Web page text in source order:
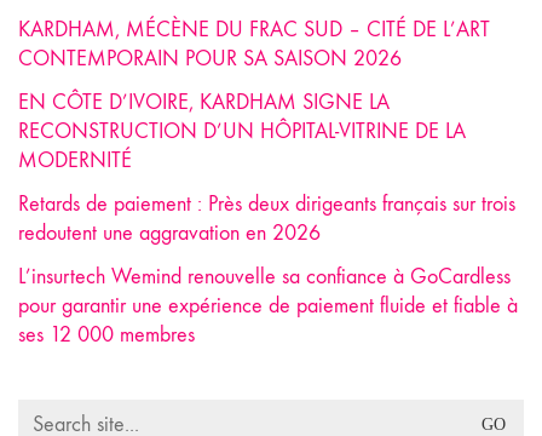
KARDHAM, MÉCÈNE DU FRAC SUD – CITÉ DE L’ART
CONTEMPORAIN POUR SA SAISON 2026
EN CÔTE D’IVOIRE, KARDHAM SIGNE LA
RECONSTRUCTION D’UN HÔPITAL-VITRINE DE LA
MODERNITÉ
Retards de paiement : Près deux dirigeants français sur trois
redoutent une aggravation en 2026
L’insurtech Wemind renouvelle sa confiance à GoCardless
pour garantir une expérience de paiement fluide et fiable à
ses 12 000 membres
Search